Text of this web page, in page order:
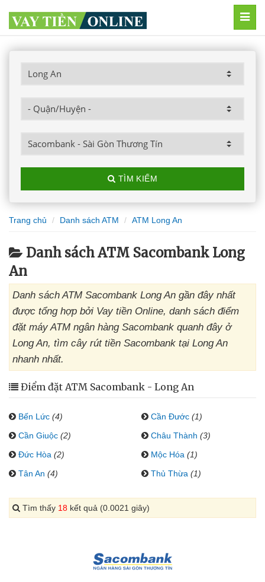
TÌM KIẾM
Trang chủ Danh sách ATM ATM Long An
Danh sách ATM Sacombank Long
An
Danh sách ATM Sacombank Long An gần đây nhất
được tổng hợp bởi Vay tiền Online, danh sách điểm
đặt máy ATM ngân hàng Sacombank quanh đây ở
Long An, tìm cây rút tiền Sacombank tại Long An
nhanh nhất.
Điểm đặt ATM Sacombank - Long An
Bến Lức (4) Cần Đước (1)
Cần Giuộc (2) Châu Thành (3)
Đức Hòa (2) Mộc Hóa (1)
Tân An (4) Thủ Thừa (1)
Tìm thấy 18 kết quả (0.0021 giây)